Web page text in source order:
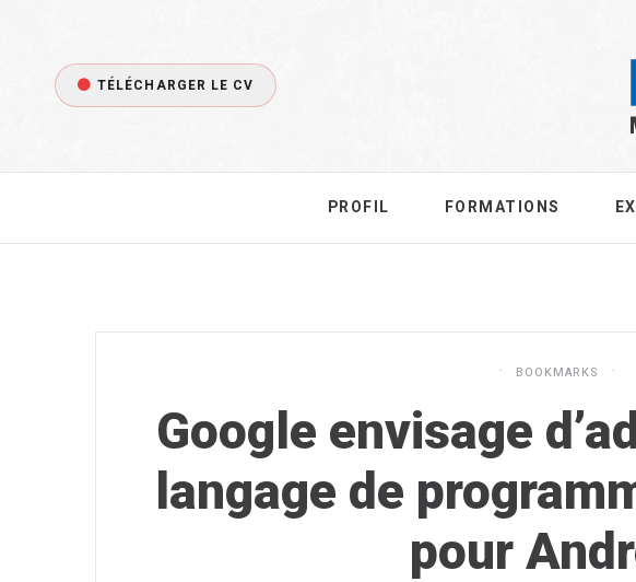
TÉLÉCHARGER LE CV
PROFIL FORMATIONS
BOOKMARKS
Google envisage
langage de
pour